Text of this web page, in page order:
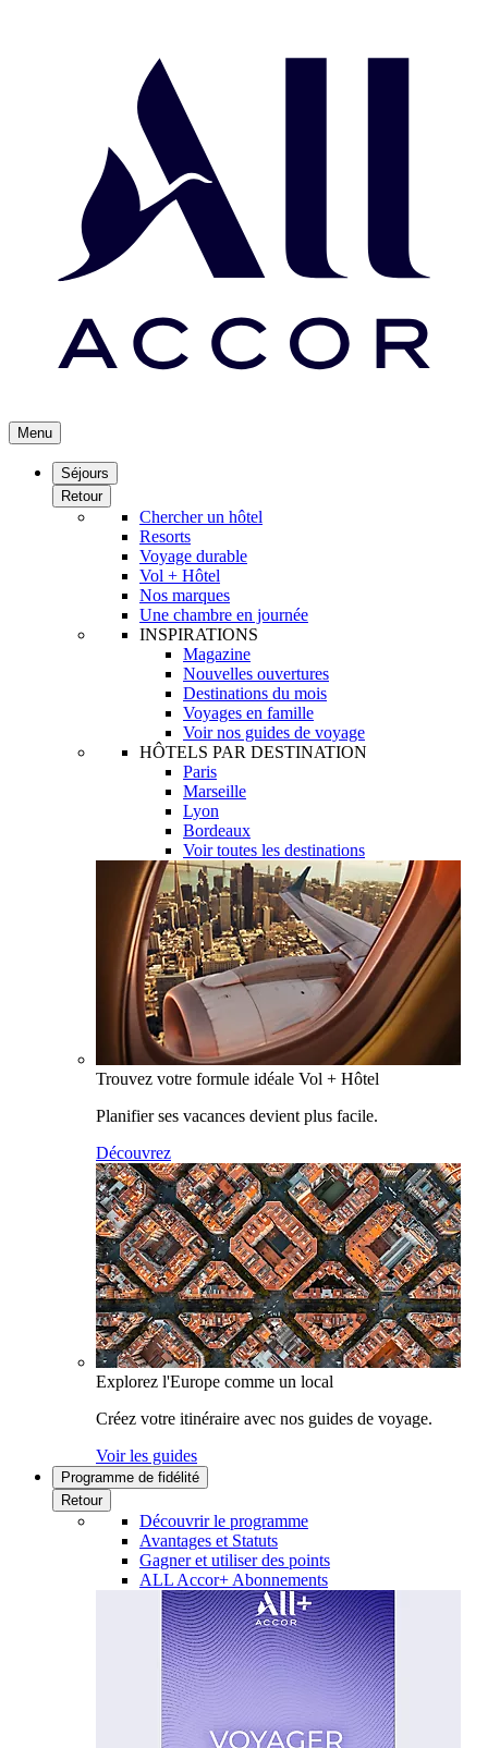
Menu
Séjours
Retour
Chercher un hôtel
Resorts
Voyage durable
Vol + Hôtel
Nos marques
Une chambre en journée
INSPIRATIONS
Magazine
Nouvelles ouvertures
Destinations du mois
Voyages en famille
Voir nos guides de voyage
HÔTELS PAR DESTINATION
Paris
Marseille
Lyon
Bordeaux
Voir toutes les destinations
Trouvez votre formule idéale Vol + Hôtel
Planifier ses vacances devient plus facile.
Découvrez
Explorez l'Europe comme un local
Créez votre itinéraire avec nos guides de voyage.
Voir les guides
Programme de fidélité
Retour
Découvrir le programme
Avantages et Statuts
Gagner et utiliser des points
ALL Accor+ Abonnements